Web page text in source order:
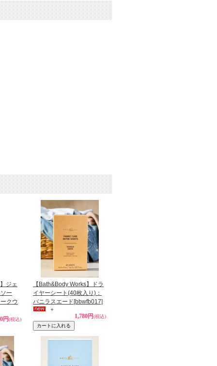
ジェ
ー
クウ
円(税込)
【Bath&Body Works】ドラ
イヤーシート(40枚入り)：
バニラスエード [bbwfb017]
1,780円(税込)